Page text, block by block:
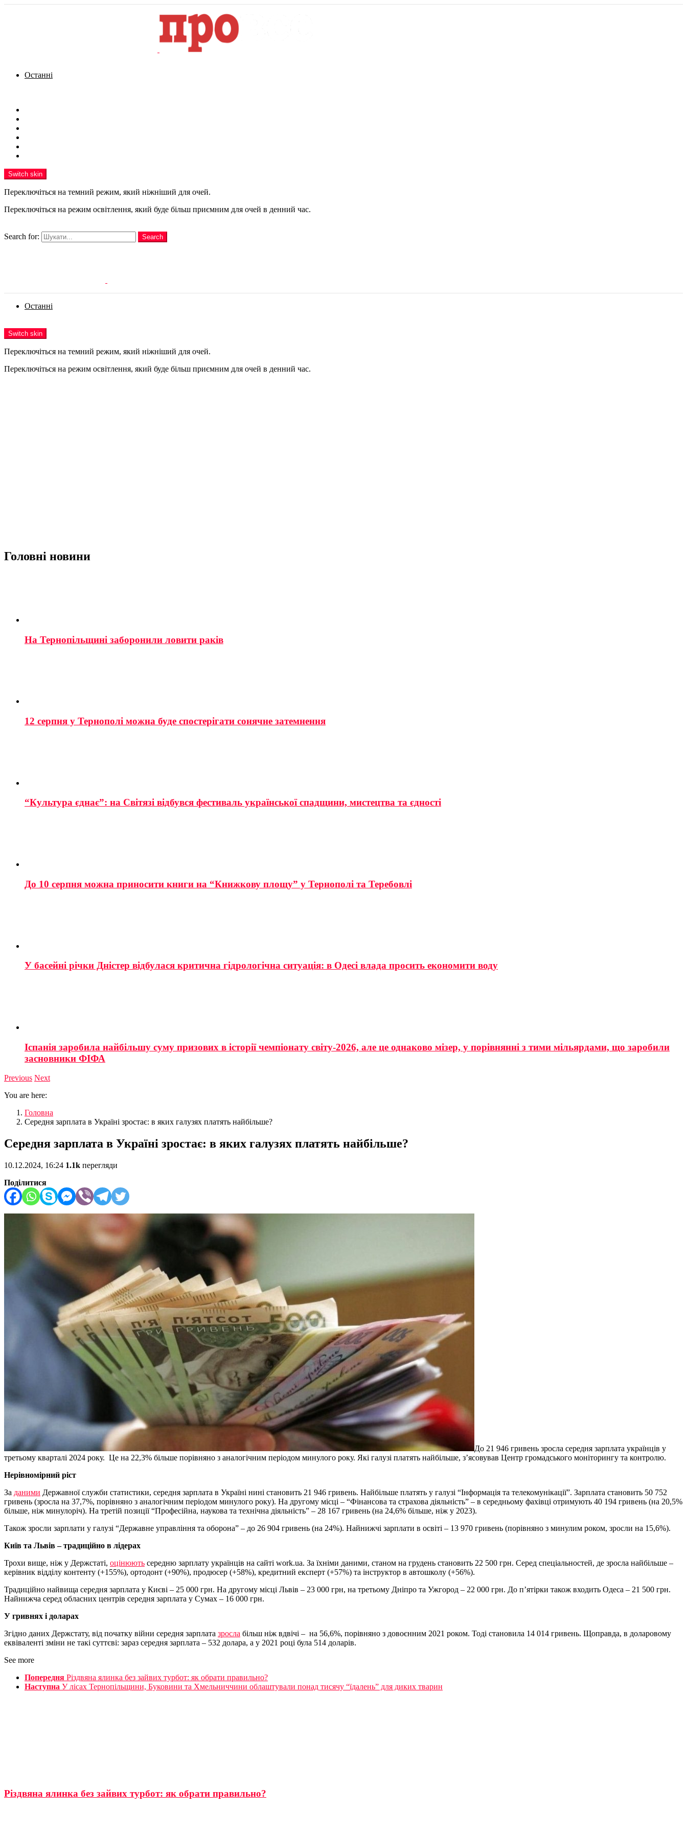
Останні
Switch skin
Переключіться на темний режим, який ніжніший для очей.
Переключіться на режим освітлення, який буде більш приємним для очей в денний час.
Search for:
Search
Останні
Switch skin
Переключіться на темний режим, який ніжніший для очей.
Переключіться на режим освітлення, який буде більш приємним для очей в денний час.
Головні новини
На Тернопільщині заборонили ловити раків
12 серпня у Тернополі можна буде спостерігати сонячне затемнення
“Культура єднає”: на Світязі відбувся фестиваль української спадщини, мистецтва та єдності
До 10 серпня можна приносити книги на “Книжкову площу” у Тернополі та Теребовлі
У басейні річки Дністер відбулася критична гідрологічна ситуація: в Одесі влада просить економити воду
Іспанія заробила найбільшу суму призових в історії чемпіонату світу-2026, але це однаково мізер, у порівнянні з тими мільярдами, що заробили
засновники ФІФА
Previous Next
You are here:
Головна
Середня зарплата в Україні зростає: в яких галузях платять найбільше?
Середня зарплата в Україні зростає: в яких галузях платять найбільше?
10.12.2024, 16:24 1.1k перегляди
Поділитися
До 21 946 гривень зросла середня зарплата українців у
третьому кварталі 2024 року. Це на 22,3% більше порівняно з аналогічним періодом минулого року. Які галузі платять найбільше, з’ясовував Центр громадського моніторингу та контролю.
Нерівномірний ріст
За даними Державної служби статистики, середня зарплата в Україні нині становить 21 946 гривень. Найбільше платять у галузі “Інформація та телекомунікації”. Зарплата становить 50 752
гривень (зросла на 37,7%, порівняно з аналогічним періодом минулого року). На другому місці – “Фінансова та страхова діяльність” – в середньому фахівці отримують 40 194 гривень (на 20,5%
більше, ніж минулоріч). На третій позиції “Професійна, наукова та технічна діяльність” – 28 167 гривень (на 24,6% більше, ніж у 2023).
Також зросли зарплати у галузі “Державне управління та оборона” – до 26 904 гривень (на 24%). Найнижчі зарплати в освіті – 13 970 гривень (порівняно з минулим роком, зросли на 15,6%).
Київ та Львів – традиційно в лідерах
Трохи вище, ніж у Держстаті, оцінюють середню зарплату українців на сайті work.ua. За їхніми даними, станом на грудень становить 22 500 грн. Серед спеціальностей, де зросла найбільше –
керівник відділу контенту (+155%), ортодонт (+90%), продюсер (+58%), кредитний експерт (+57%) та інструктор в автошколу (+56%).
Традиційно найвища середня зарплата у Києві – 25 000 грн. На другому місці Львів – 23 000 грн, на третьому Дніпро та Ужгород – 22 000 грн. До п’ятірки також входить Одеса – 21 500 грн.
Найнижча серед обласних центрів середня зарплата у Сумах – 16 000 грн.
У гривнях і доларах
Згідно даних Держстату, від початку війни середня зарплата зросла більш ніж вдвічі – на 56,6%, порівняно з довоєнним 2021 роком. Тоді становила 14 014 гривень. Щоправда, в доларовому
еквіваленті зміни не такі суттєві: зараз середня зарплата – 532 долара, а у 2021 році була 514 доларів.
See more
Попередня Різдвяна ялинка без зайвих турбот: як обрати правильно?
Наступна У лісах Тернопільщини, Буковини та Хмельниччини облаштували понад тисячу “їдалень” для диких тварин
Різдвяна ялинка без зайвих турбот: як обрати правильно?